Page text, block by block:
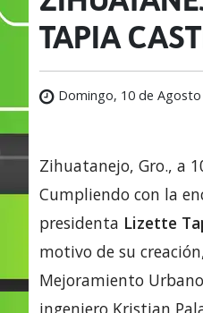
TAPIA
Domingo, 10 de
Zihuatanejo, Gro., a
Cumpliendo con la
presidenta Lizette
motivo de su
Mejoramiento